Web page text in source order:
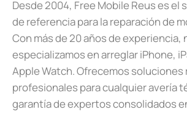
Desde 2004, Free Mobile Reus es el
de referencia para la reparación de
Con más de 20 años de experiencia,
especializamos en arreglar iPhone,
Apple Watch. Ofrecemos soluciones
profesionales para cualquier avería
garantía de expertos consolidados